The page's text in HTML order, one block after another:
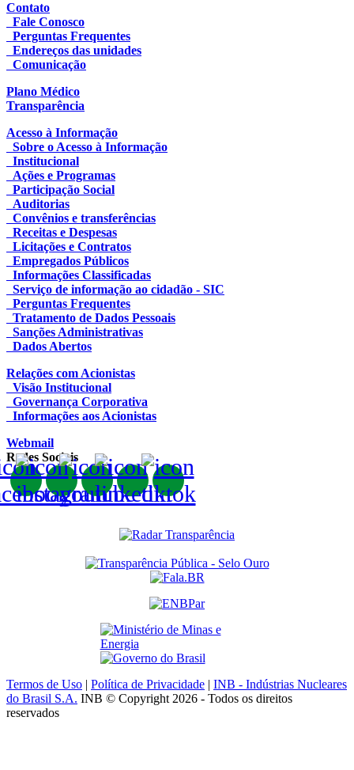
Contato
Fale Conosco
Perguntas Frequentes
Endereços das unidades
Comunicação
Plano Médico
Transparência
Acesso à Informação
Sobre o Acesso à Informação
Institucional
Ações e Programas
Participação Social
Auditorias
Convênios e transferências
Receitas e Despesas
Licitações e Contratos
Empregados Públicos
Informações Classificadas
Serviço de informação ao cidadão - SIC
Perguntas Frequentes
Tratamento de Dados Pessoais
Sanções Administrativas
Dados Abertos
Relações com Acionistas
Visão Institucional
Governança Corporativa
Informações aos Acionistas
Webmail
Redes Sociais
Termos de Uso | Política de Privacidade | INB - Indústrias Nucleares
do Brasil S.A. INB © Copyright 2026 - Todos os direitos
reservados